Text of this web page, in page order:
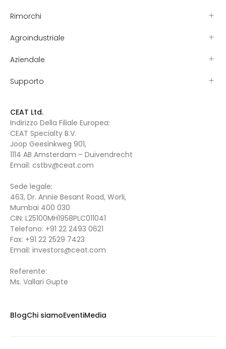
Rimorchi
Agroindustriale
Aziendale
Supporto
CEAT Ltd.
Indirizzo Della Filiale Europea:
CEAT Specialty B.V.
Joop Geesinkweg 901,
1114 AB Amsterdam – Duivendrecht
Email: cstbv@ceat.com
Sede legale:
463, Dr. Annie Besant Road, Worli,
Mumbai 400 030
CIN: L25100MH1958PLC011041
Telefono: +91 22 2493 0621
Fax: +91 22 2529 7423
Email: investors@ceat.com
Referente:
Ms. Vallari Gupte
BlogChi siamoEventiMedia